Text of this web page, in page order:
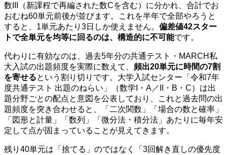
数III（新課程で再編された数Cを含む）に分かれ、合計でお
おむね60単元前後が並びます。これを半年で全部やろうと
すると、1単元あたり3日しか使えません。 偏差値42スター
トで全単元を均等に回るのは、構造的に不可能です。
代わりに有効なのは、過去5年分の共通テスト・MARCH私
大入試の出題頻度を実際に数えて、 頻出20単元に時間の7割
を寄せるという割り切りです。大学入試センター「令和7年
度共通テスト 出題のねらい」（数学I・A／II・B・C）は出
題分野ごとの配点と意図を公表しており、これと過去問の出
題頻度を突き合わせると、「二次関数」「場合の数と確率」
「図形と計量」「数列」「微分法・積分法」あたりに毎年安
定して点が固まっていることが見えてきます。
残り40単元は「捨てる」のではなく「3回解き直しの優先度